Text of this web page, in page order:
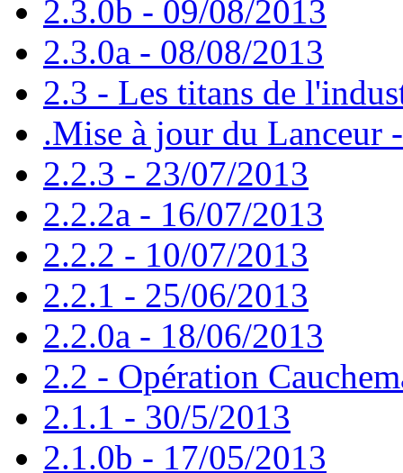
2.3.0b - 09/08/2013
2.3.0a - 08/08/2013
2.3 - Les titans de
.Mise à jour du Lanceur
2.2.3 - 23/07/2013
2.2.2a - 16/07/2013
2.2.2 - 10/07/2013
2.2.1 - 25/06/2013
2.2.0a - 18/06/2013
2.2 - Opération
2.1.1 - 30/5/2013
2.1.0b - 17/05/2013